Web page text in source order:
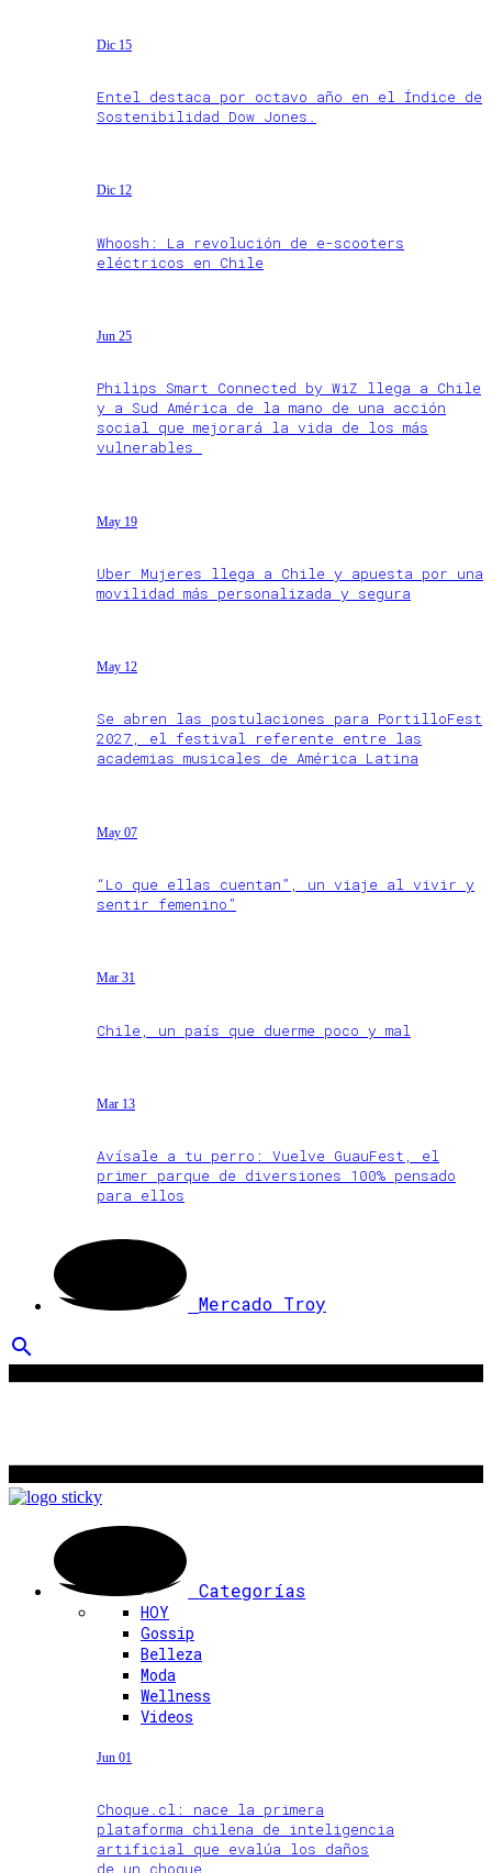
Dic 15
Entel destaca por octavo año en el Índice de
Sostenibilidad Dow Jones.
Dic 12
Whoosh: La revolución de e-scooters
eléctricos en Chile
Jun 25
Philips Smart Connected by WiZ llega a Chile
y a Sud América de la mano de una acción
social que mejorará la vida de los más
vulnerables
May 19
Uber Mujeres llega a Chile y apuesta por una
movilidad más personalizada y segura
May 12
Se abren las postulaciones para PortilloFest
2027, el festival referente entre las
academias musicales de América Latina
May 07
“Lo que ellas cuentan”, un viaje al vivir y
sentir femenino”
Mar 31
Chile, un país que duerme poco y mal
Mar 13
Avísale a tu perro: Vuelve GuauFest, el
primer parque de diversiones 100% pensado
para ellos
Mercado Troy
search
Categorías
HOY
Gossip
Belleza
Moda
Wellness
Videos
Jun 01
Choque.cl: nace la primera
plataforma chilena de inteligencia
artificial que evalúa los daños
de un choque